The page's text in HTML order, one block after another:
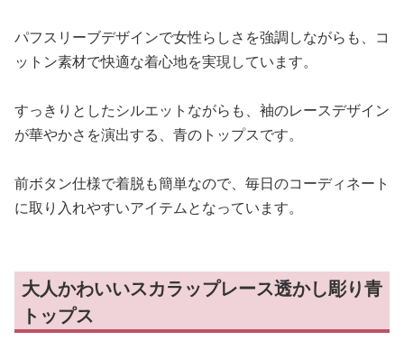
パフスリーブデザインで女性らしさを強調しながらも、コ
ットン素材で快適な着心地を実現しています。
すっきりとしたシルエットながらも、袖のレースデザイン
が華やかさを演出する、青のトップスです。
前ボタン仕様で着脱も簡単なので、毎日のコーディネート
に取り入れやすいアイテムとなっています。
大人かわいいスカラップレース透かし彫り青
トップス